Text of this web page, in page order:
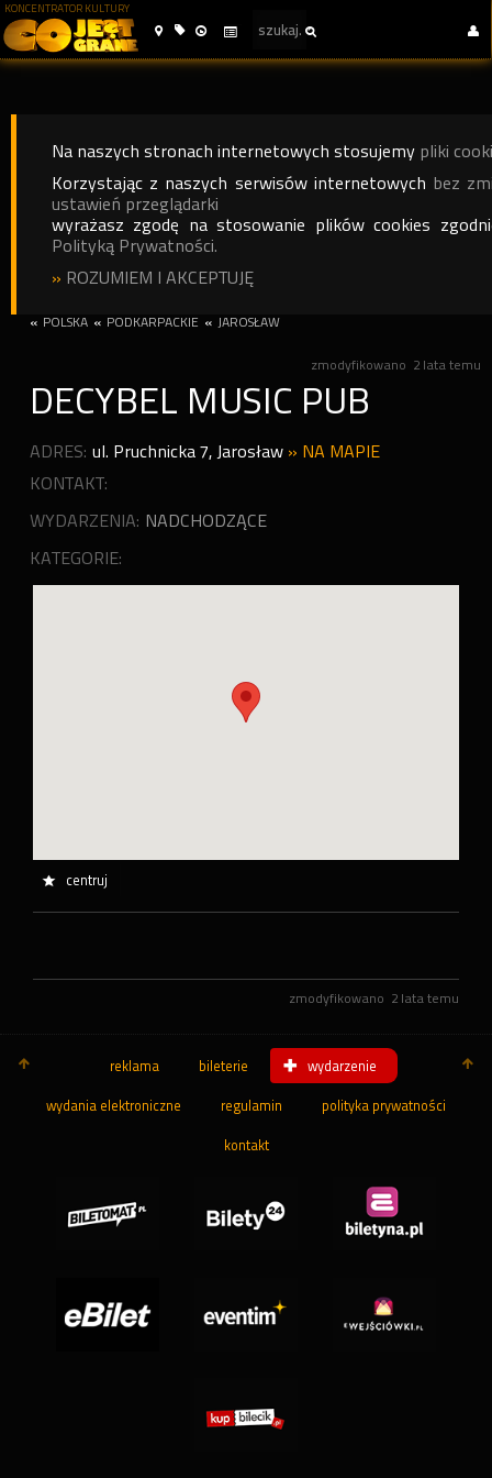
KONCENTRATOR KULTURY
Na naszych stronach internetowych stosujemy pliki
Korzystając z naszych serwisów internetowych bez
ustawień przeglądarki
wyrażasz zgodę na stosowanie plików cookies
Polityką Prywatności.
» ROZUMIEM I AKCEPTUJĘ
« POLSKA « PODKARPACKIE « JAROSŁAW
zmodyfikowano 2 lata temu
DECYBEL MUSIC PUB
ADRES: ul. Pruchnicka 7, Jarosław » NA MAPIE
KONTAKT:
WYDARZENIA: NADCHODZĄCE
KATEGORIE:
centruj
zmodyfikowano 2 lata temu
reklama bileterie wydarzenie
wydania elektroniczne regulamin polityka prywatności
kontakt